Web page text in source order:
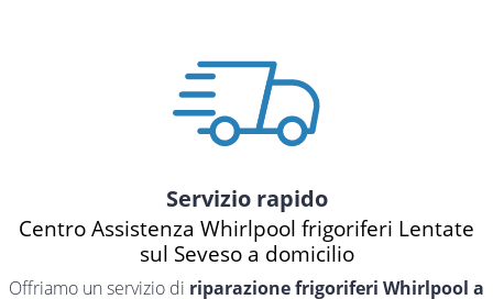
Servizio rapido
Centro Assistenza Whirlpool frigoriferi Lentate
sul Seveso a domicilio
Offriamo un servizio di riparazione frigoriferi Whirlpool a